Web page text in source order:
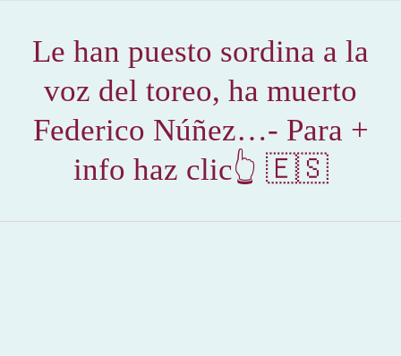
Le han puesto sordina a la
voz del toreo, ha muerto
Federico Núñez…- Para +
info haz clic👆 🇪🇸